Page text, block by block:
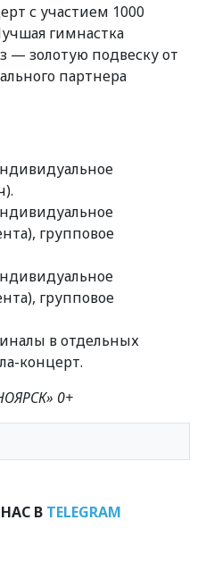
с участием 1000
гимнастка
— золотую подвеску от
партнера
групповое
групповое
в отдельных
концерт.
0+
В TELEGRAM